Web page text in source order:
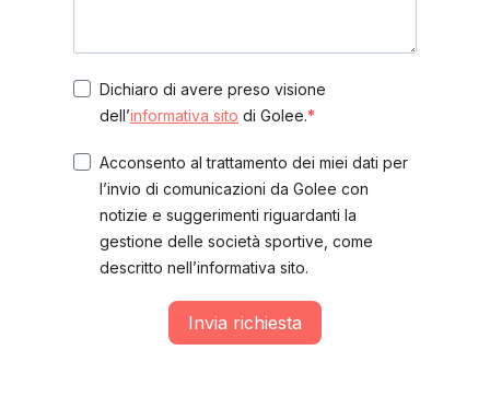
Dichiaro di avere preso visione
dell’informativa sito di Golee.
Acconsento al trattamento dei miei dati per
l’invio di comunicazioni da Golee con
notizie e suggerimenti riguardanti la
gestione delle società sportive, come
descritto nell’informativa sito.
Invia richiesta